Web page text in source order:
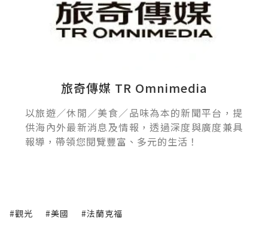
旅奇傳媒 TR Omnimedia
以旅遊／休閒／美食／品味為本的新聞平台，提
供海內外最新消息及情報，透過深度與廣度兼具
報導，帶領您閱覽豐富、多元的生活！
#觀光 #美國 #法蘭克福